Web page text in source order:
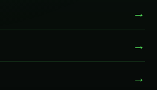
→
→
→